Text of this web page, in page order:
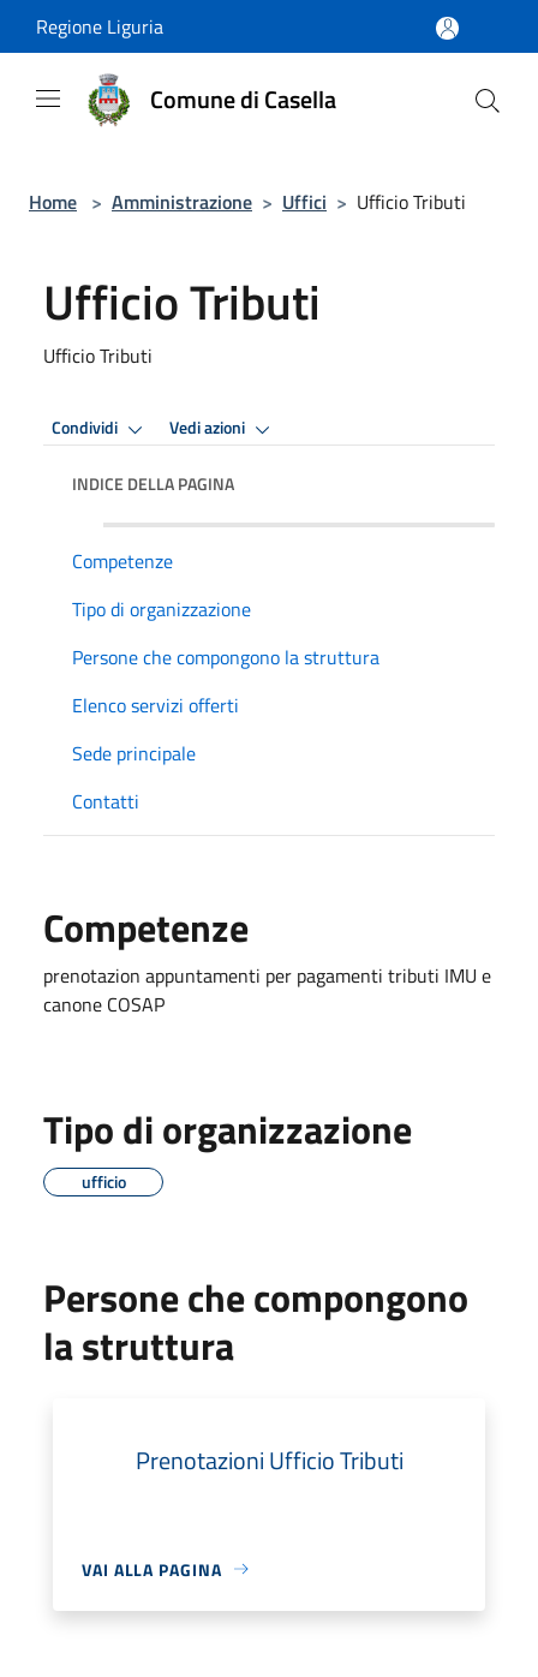
Salta al contenuto principale
Regione Liguria
Comune di Casella
Home > Amministrazione > Uffici > Ufficio Tributi
Ufficio Tributi
Ufficio Tributi
Condividi Vedi azioni
INDICE DELLA PAGINA
Competenze
Tipo di organizzazione
Persone che compongono la struttura
Elenco servizi offerti
Sede principale
Contatti
Competenze
prenotazion appuntamenti per pagamenti tributi IMU e
canone COSAP
Tipo di organizzazione
ufficio
Persone che compongono
la struttura
Prenotazioni Ufficio Tributi
VAI ALLA PAGINA